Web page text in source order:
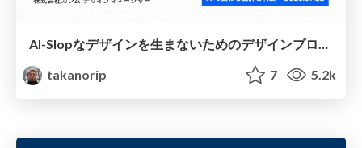
AI-Slopなデザインを生まないためのデザインプロセス戦略
takanorip
7 5.2k